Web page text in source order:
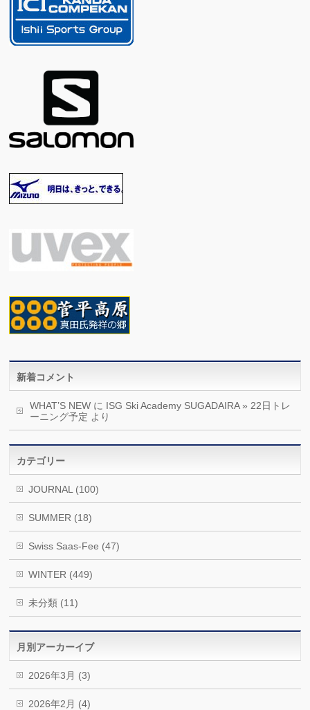
新着コメント
WHAT’S NEW に ISG Ski Academy SUGADAIRA » 22日トレ
ーニング予定 より
カテゴリー
JOURNAL (100)
SUMMER (18)
Swiss Saas-Fee (47)
WINTER (449)
未分類 (11)
月別アーカーイブ
2026年3月 (3)
2026年2月 (4)